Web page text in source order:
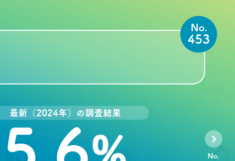
No.
453
最新（2024年）の調査結果
No.